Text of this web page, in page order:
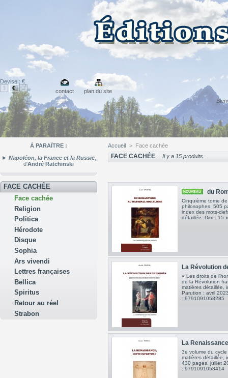
Devise : €
$ € £ contact
plan du site
À PARAÎTRE :
► Napoléon, la France et la Russie,
d'André Ratchinski
FACE CACHÉE
Face cachée
Religion
Politica
Hérodote
Disque
Sophia
Ars vivendi
Lettres françaises
Bellica
Spiritus
Retour au réel
Strabon
Accueil > Face cachée
FACE CACHÉE Il y a 15 produits.
NOUVEAU du
Cinquième tome
philosophes. 505
index des mots-
détaillée. Dim : 15
La Révolution
« Les droits de
de la Révolution
matières détaillée,
Parution : avril
: 9791091058285
La
3e volume du
matières détaillée,
430 pages. juillet
: 9791091058414